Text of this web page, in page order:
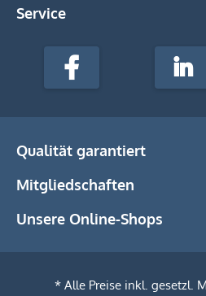
Service
stempel-
Media
Facebook
Qualität garantiert
Mitgliedschaften
Unsere Online-Shops
* Alle Preise inkl. gesetzl.